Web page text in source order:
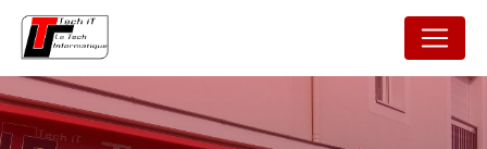
Panneau de gestion des cookies